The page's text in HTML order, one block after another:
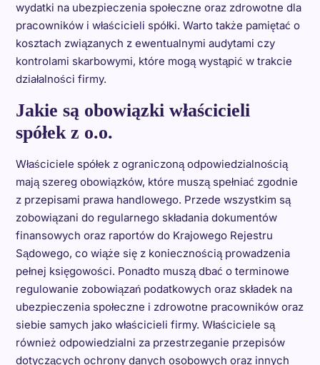
wydatki na ubezpieczenia społeczne oraz zdrowotne dla
pracowników i właścicieli spółki. Warto także pamiętać o
kosztach związanych z ewentualnymi audytami czy
kontrolami skarbowymi, które mogą wystąpić w trakcie
działalności firmy.
Jakie są obowiązki właścicieli
spółek z o.o.
Właściciele spółek z ograniczoną odpowiedzialnością
mają szereg obowiązków, które muszą spełniać zgodnie
z przepisami prawa handlowego. Przede wszystkim są
zobowiązani do regularnego składania dokumentów
finansowych oraz raportów do Krajowego Rejestru
Sądowego, co wiąże się z koniecznością prowadzenia
pełnej księgowości. Ponadto muszą dbać o terminowe
regulowanie zobowiązań podatkowych oraz składek na
ubezpieczenia społeczne i zdrowotne pracowników oraz
siebie samych jako właścicieli firmy. Właściciele są
również odpowiedzialni za przestrzeganie przepisów
dotyczących ochrony danych osobowych oraz innych